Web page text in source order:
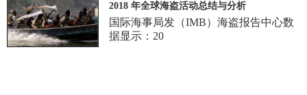
2018 年全球海盗活动总结与分析
国际海事局发（IMB）海盗报告中心数
据显示：20